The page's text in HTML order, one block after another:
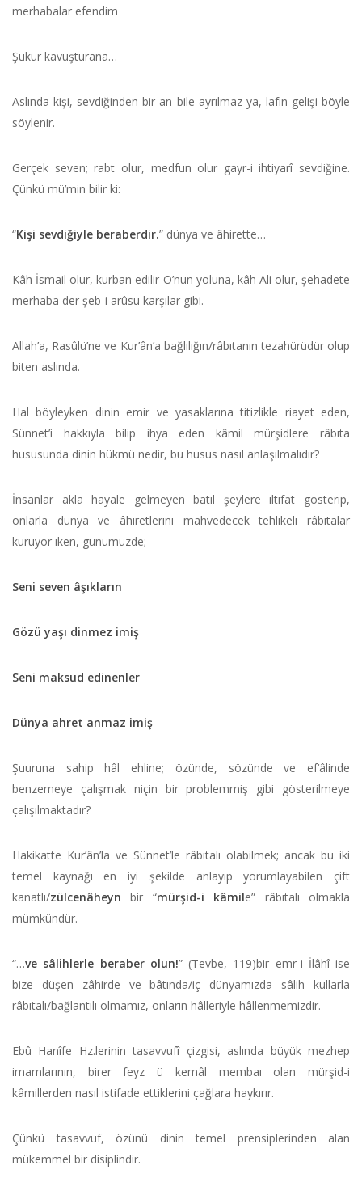
merhabalar efendim
Şükür kavuşturana…
Aslında kişi, sevdiğinden bir an bile ayrılmaz ya, lafın gelişi böyle
söylenir.
Gerçek seven; rabt olur, medfun olur gayr-i ihtiyarî sevdiğine.
Çünkü mü’min bilir ki:
“Kişi sevdiğiyle beraberdir.” dünya ve âhirette…
Kâh İsmail olur, kurban edilir O’nun yoluna, kâh Ali olur, şehadete
merhaba der şeb-i arûsu karşılar gibi.
Allah’a, Rasûlü’ne ve Kur’ân’a bağlılığın/râbıtanın tezahürüdür olup
biten aslında.
Hal böyleyken dinin emir ve yasaklarına titizlikle riayet eden,
Sünnet’i hakkıyla bilip ihya eden kâmil mürşidlere râbıta
hususunda dinin hükmü nedir, bu husus nasıl anlaşılmalıdır?
İnsanlar akla hayale gelmeyen batıl şeylere iltifat gösterip,
onlarla dünya ve âhiretlerini mahvedecek tehlikeli râbıtalar
kuruyor iken, günümüzde;
Seni seven âşıkların
Gözü yaşı dinmez imiş
Seni maksud edinenler
Dünya ahret anmaz imiş
Şuuruna sahip hâl ehline; özünde, sözünde ve ef‘âlinde
benzemeye çalışmak niçin bir problemmiş gibi gösterilmeye
çalışılmaktadır?
Hakikatte Kur’ân’la ve Sünnet’le râbıtalı olabilmek; ancak bu iki
temel kaynağı en iyi şekilde anlayıp yorumlayabilen çift
kanatlı/zülcenâheyn bir “mürşid-i kâmile” râbıtalı olmakla
mümkündür.
“…ve sâlihlerle beraber olun!” (Tevbe, 119)bir emr-i İlâhî ise
bize düşen zâhirde ve bâtında/iç dünyamızda sâlih kullarla
râbıtalı/bağlantılı olmamız, onların hâlleriyle hâllenmemizdir.
Ebû Hanîfe Hz.lerinin tasavvufî çizgisi, aslında büyük mezhep
imamlarının, birer feyz ü kemâl membaı olan mürşid-i
kâmillerden nasıl istifade ettiklerini çağlara haykırır.
Çünkü tasavvuf, özünü dinin temel prensiplerinden alan
mükemmel bir disiplindir.